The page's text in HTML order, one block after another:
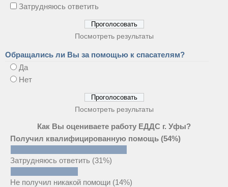
Затрудняюсь ответить
Посмотреть результаты
Обращались ли Вы за помощью к спасателям?
Да
Нет
Посмотреть результаты
Как Вы оцениваете работу ЕДДС г. Уфы?
Получил квалифицированную помощь (54%)
Затрудняюсь ответить (31%)
Не получил никакой помощи (14%)